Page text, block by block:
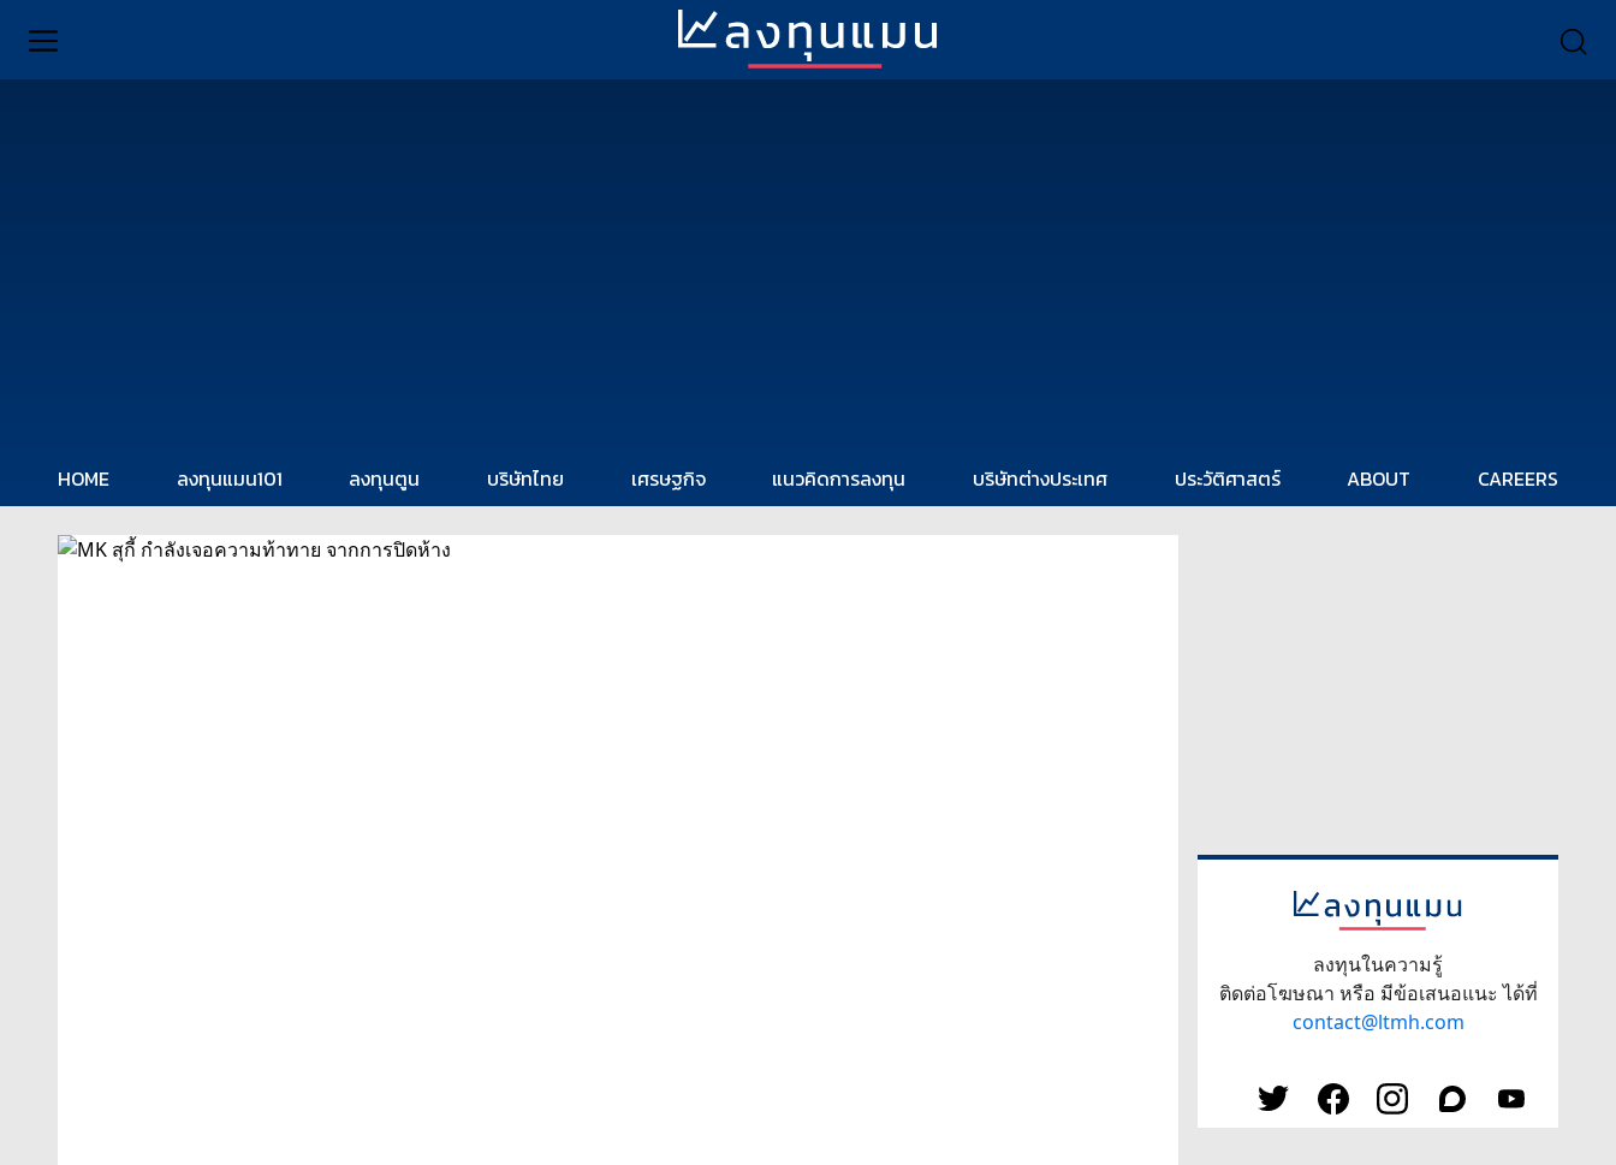
HOME ลงทุนแมน101 ลงทุนตูน บริษัทไทย เศรษฐกิจ แนวคิดการลงทุน บริษัทต่างประเทศ ประวัติศาสตร์ ABOUT CAREERS
ลงทุนในความรู้
ติดต่อโฆษณา หรือ มีข้อเสนอแนะ ได้ที่
contact@ltmh.com